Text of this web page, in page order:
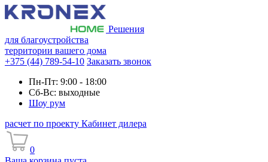
Решения
для благоустройства
территории вашего дома
+375 (44) 789-54-10 Заказать звонок
Пн-Пт: 9:00 - 18:00
Сб-Вс: выходные
Шоу рум
расчет по проекту Кабинет дилера
0